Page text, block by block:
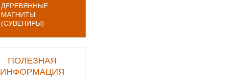
ДЕРЕВЯННЫЕ
МАГНИТЫ
(СУВЕНИРЫ)
ПОЛЕЗНАЯ
ИНФОРМАЦИЯ